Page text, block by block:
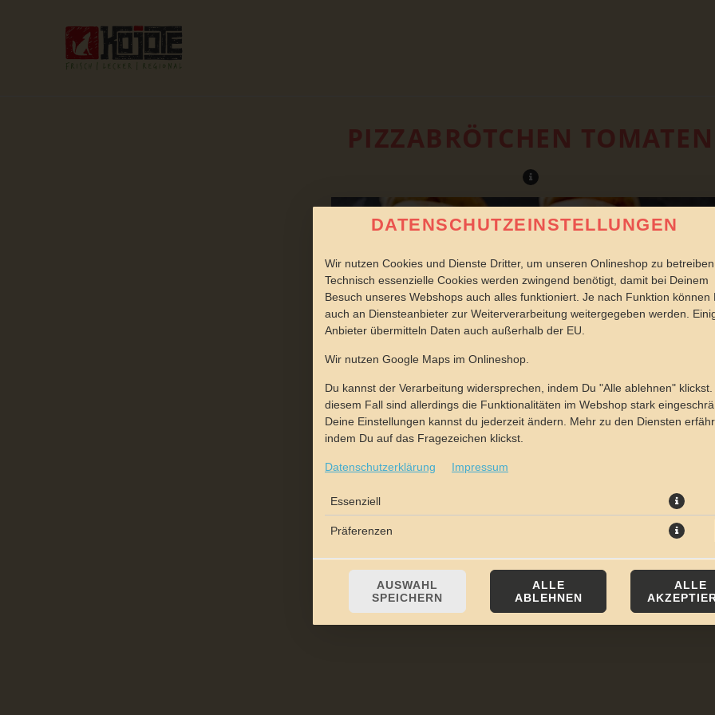
PIZZABRÖTCHEN TOMATEN
DATENSCHUTZEINSTELLUNGEN
Wir nutzen Cookies und Dienste Dritter, um unseren Onlineshop zu betreiben.
Technisch essenzielle Cookies werden zwingend benötigt, damit bei Deinem
Besuch unseres Webshops auch alles funktioniert. Je nach Funktion können
auch an Diensteanbieter zur Weiterverarbeitung weitergegeben werden.
Anbieter übermitteln Daten auch außerhalb der EU.
Wir nutzen Google Maps im Onlineshop.
Du kannst der Verarbeitung widersprechen, indem Du "Alle ablehnen" klickst.
diesem Fall sind allerdings die Funktionalitäten im Webshop stark
Deine Einstellungen kannst du jederzeit ändern. Mehr zu den Diensten
indem Du auf das Fragezeichen klickst.
Datenschutzerklärung Impressum
Essenziell
Präferenzen
AUSWAHL
SPEICHERN
ALLE
ABLEHNEN
ALLE